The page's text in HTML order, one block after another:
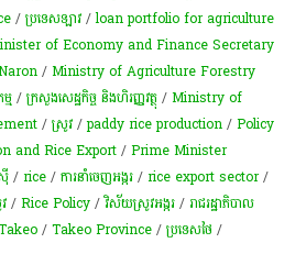
/ប្រទេសឡាវ /loan portfolio for agriculture
of Economy and Finance Secretary
/Ministry of Agriculture Forestry
ម /ក្រសួងសេដ្ឋកិច្ច និងហិរញ្ញវត្ថុ /Ministry of
/ស្រូវ /paddy rice production /Policy
and Rice Export /Prime Minister
/rice /ការនាំចេញអង្ករ /rice export sector/
/Rice Policy /វិស័យស្រូវអង្ករ /រាជរដ្ឋាភិបាល
/Takeo Province /ប្រទេសថៃ /